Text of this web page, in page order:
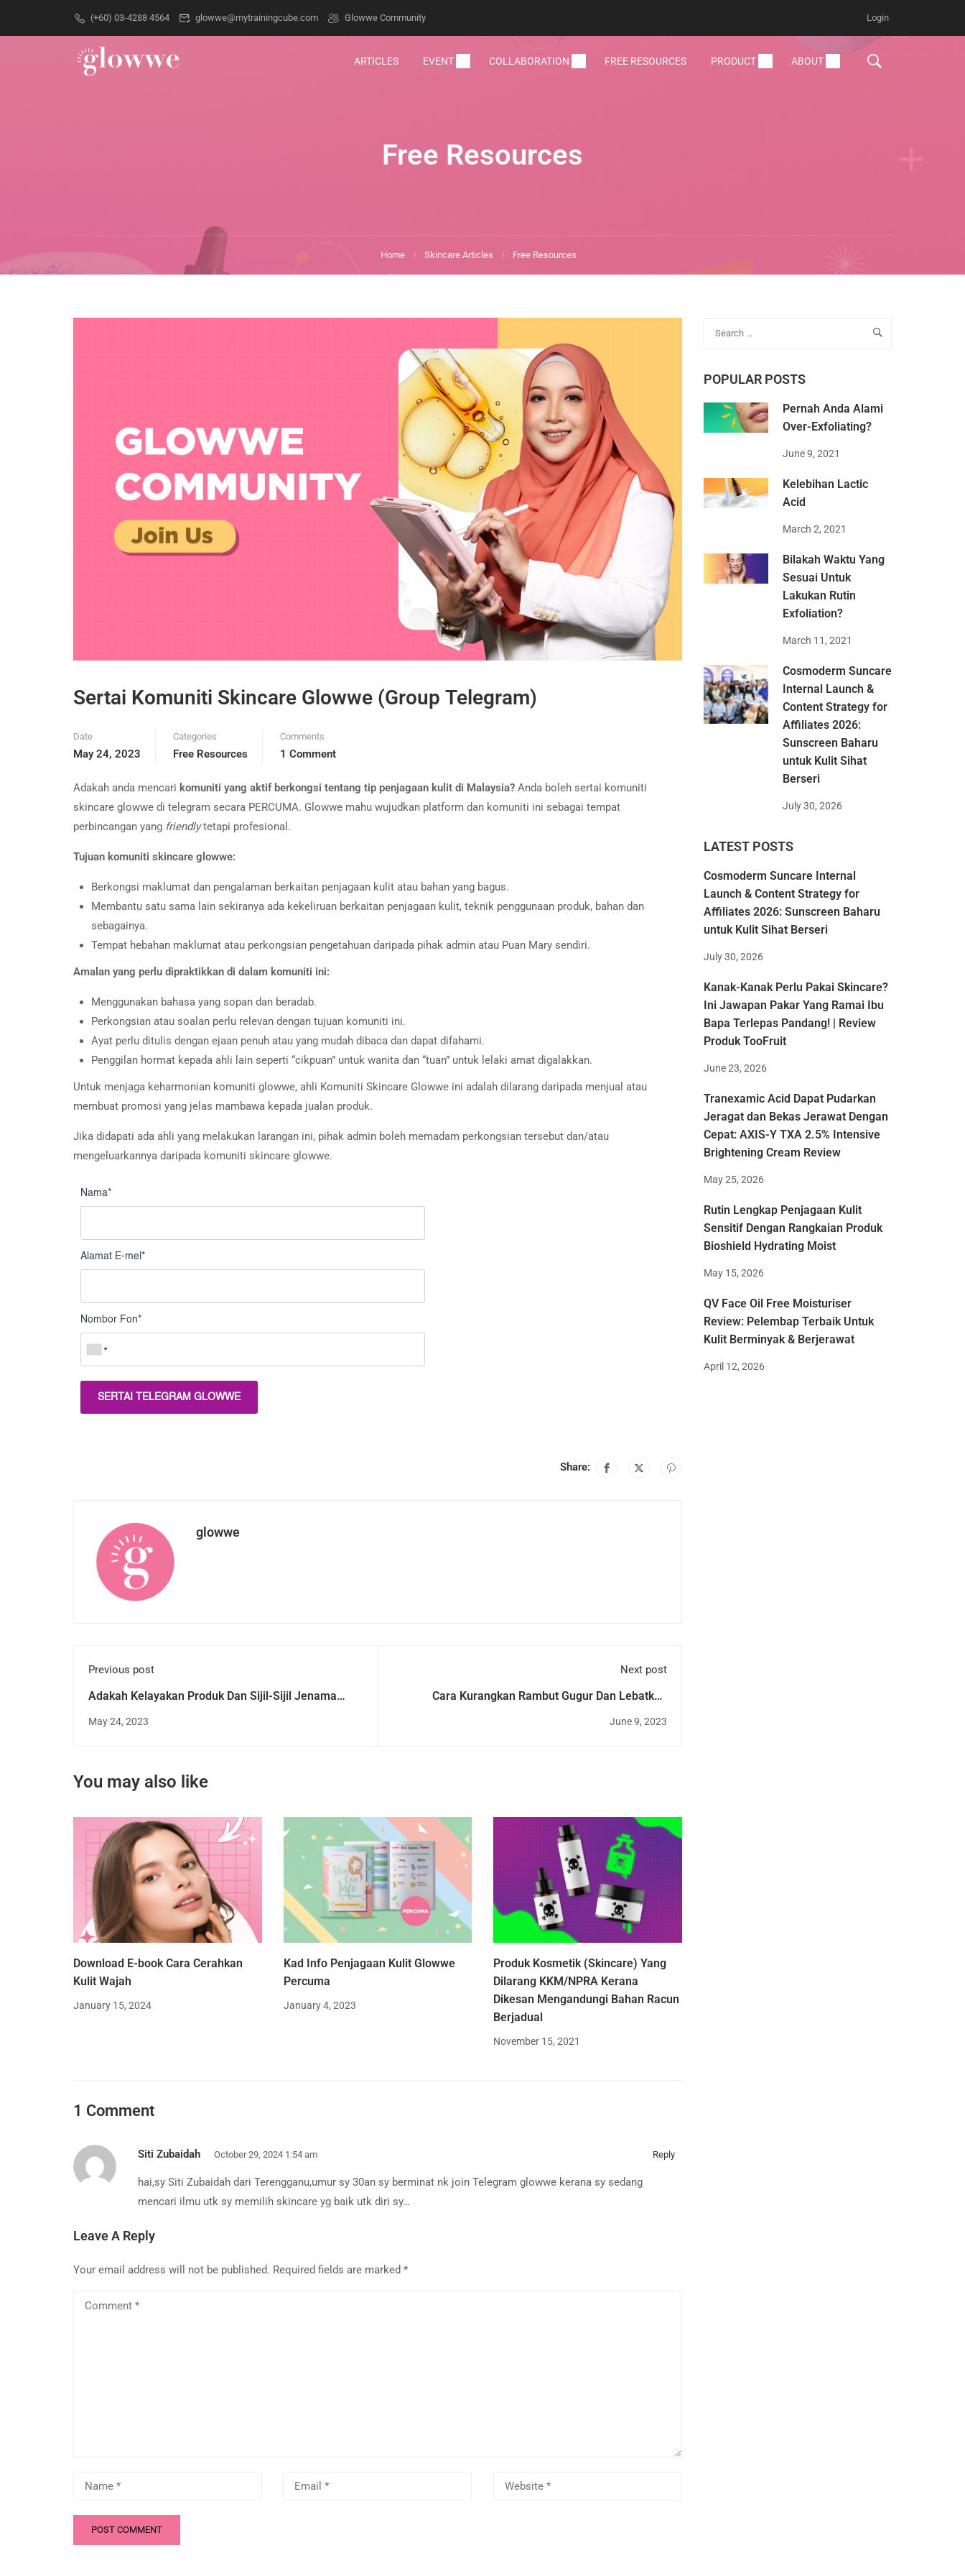
(+60) 03-4288 4564 glowwe@mytrainingcube.com Glowwe Community Login
ARTICLES EVENT COLLABORATION FREE RESOURCES PRODUCT ABOUT
Free Resources
Home Skincare Articles Free Resources
Sertai Komuniti Skincare Glowwe (Group Telegram)
Date
May 24, 2023
Categories
Free Resources
Comments
1 Comment
Adakah anda mencari komuniti yang aktif berkongsi tentang tip penjagaan kulit di Malaysia? Anda boleh sertai komuniti
skincare glowwe di telegram secara PERCUMA. Glowwe mahu wujudkan platform dan komuniti ini sebagai tempat
perbincangan yang friendlytetapi profesional.
Tujuan komuniti skincare glowwe:
Berkongsi maklumat dan pengalaman berkaitan penjagaan kulit atau bahan yang bagus.
Membantu satu sama lain sekiranya ada kekeliruan berkaitan penjagaan kulit, teknik penggunaan produk, bahan dan
sebagainya.
Tempat hebahan maklumat atau perkongsian pengetahuan daripada pihak admin atau Puan Mary sendiri.
Amalan yang perlu dipraktikkan di dalam komuniti ini:
Menggunakan bahasa yang sopan dan beradab.
Perkongsian atau soalan perlu relevan dengan tujuan komuniti ini.
Ayat perlu ditulis dengan ejaan penuh atau yang mudah dibaca dan dapat difahami.
Penggilan hormat kepada ahli lain seperti “cikpuan” untuk wanita dan “tuan” untuk lelaki amat digalakkan.
Untuk menjaga keharmonian komuniti glowwe, ahli Komuniti Skincare Glowwe ini adalah dilarang daripada menjual atau
membuat promosi yang jelas mambawa kepada jualan produk.
Jika didapati ada ahli yang melakukan larangan ini, pihak admin boleh memadam perkongsian tersebut dan/atau
mengeluarkannya daripada komuniti skincare glowwe.
Nama*
Alamat E-mel *
Nombor Fon*
SERTAI TELEGRAM GLOWWE
Share:
glowwe
Previous post
Adakah Kelayakan Produk Dan Sijil-Sijil Jenama
May 24, 2023
Next post
Cara Kurangkan Rambut Gugur Dan Lebatkan
June 9, 2023
You may also like
Download E-book Cara Cerahkan
Kulit Wajah
January 15, 2024
Kad Info Penjagaan Kulit Glowwe
Percuma
January 4, 2023
Produk Kosmetik (Skincare) Yang
Dilarang KKM/NPRA Kerana
Dikesan Mengandungi Bahan Racun
Berjadual
November 15, 2021
1 Comment
Siti Zubaidah October 29, 2024 1:54 am Reply
hai,sy Siti Zubaidah dari Terengganu,umur sy 30an sy berminat nk join Telegram glowwe kerana sy sedang
mencari ilmu utk sy memilih skincare yg baik utk diri sy…
Leave A Reply
Your email address will not be published. Required fields are marked *
POPULAR POSTS
Pernah Anda Alami
Over-Exfoliating?
June 9, 2021
Kelebihan Lactic
Acid
March 2, 2021
Bilakah Waktu Yang
Sesuai Untuk
Lakukan Rutin
Exfoliation?
March 11, 2021
Cosmoderm Suncare
Internal Launch &
Content Strategy for
Affiliates 2026:
Sunscreen Baharu
untuk Kulit Sihat
Berseri
July 30, 2026
LATEST POSTS
Cosmoderm Suncare Internal
Launch & Content Strategy for
Affiliates 2026: Sunscreen Baharu
untuk Kulit Sihat Berseri
July 30, 2026
Kanak-Kanak Perlu Pakai Skincare?
Ini Jawapan Pakar Yang Ramai Ibu
Bapa Terlepas Pandang! | Review
Produk TooFruit
June 23, 2026
Tranexamic Acid Dapat Pudarkan
Jeragat dan Bekas Jerawat Dengan
Cepat: AXIS-Y TXA 2.5% Intensive
Brightening Cream Review
May 25, 2026
Rutin Lengkap Penjagaan Kulit
Sensitif Dengan Rangkaian Produk
Bioshield Hydrating Moist
May 15, 2026
QV Face Oil Free Moisturiser
Review: Pelembap Terbaik Untuk
Kulit Berminyak & Berjerawat
April 12, 2026